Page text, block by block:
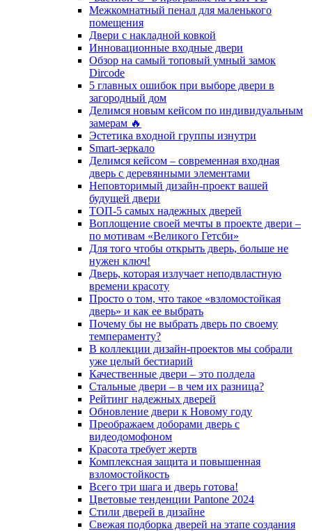
Межкомнатный пенал для маленького
помещения
Двери с накладной ковкой
Инновационные входные двери
Обзор на самый топовый умный замок
Dircode
5 главных ошибок при выборе двери в
загородный дом
Делимся новым кейсом по индивидуальным
замерам 🔥
Эстетика входной группы изнутри
Smart-зеркало
Делимся кейсом – современная входная
дверь с деревянными элементами
Неповторимый дизайн-проект вашей
будущей двери
ТОП-5 самых надежных дверей
Воплощение своей мечты в проекте двери –
по мотивам «Великого Гетсби»
Для того чтобы открыть дверь, больше не
нужен ключ!
Дверь, которая излучает неподвластную
времени красоту
Просто о том, что такое «взломостойкая
дверь» и как ее выбрать
Почему бы не выбрать дверь по своему
темпераменту?
В коллекции дизайн-проектов мы собрали
уже целый бестиарий
Качественные двери – это полдела
Стальные двери – в чем их разница?
Рейтинг надежных дверей
Обновление двери к Новому году
Преображаем доборами дверь с
видеодомофоном
Красота требует жертв
Комплексная защита и повышенная
взломостойкость
Всего три шага и дверь готова!
Цветовые тенденции Pantone 2024
Стили дверей в дизайне
Свежая подборка дверей на этапе создания